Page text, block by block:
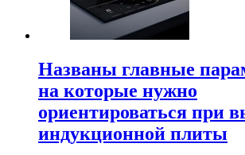
Названы главные
на которые нужно
ориентироваться при
индукционной плиты